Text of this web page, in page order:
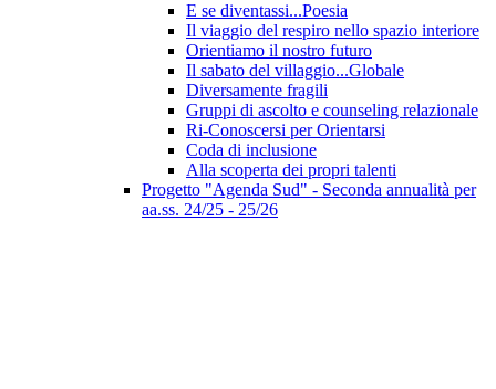
E se diventassi...Poesia
Il viaggio del respiro nello spazio interiore
Orientiamo il nostro futuro
Il sabato del villaggio...Globale
Diversamente fragili
Gruppi di ascolto e counseling relazionale
Ri-Conoscersi per Orientarsi
Coda di inclusione
Alla scoperta dei propri talenti
Progetto "Agenda Sud" - Seconda annualità per
aa.ss. 24/25 - 25/26